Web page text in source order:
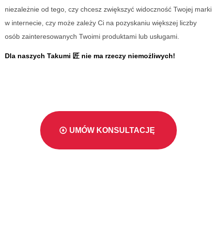
niezależnie od tego, czy chcesz zwiększyć widoczność Twojej marki
w internecie, czy może zależy Ci na pozyskaniu większej liczby
osób zainteresowanych Twoimi produktami lub usługami.
Dla naszych Takumi 匠 nie ma rzeczy niemożliwych!
UMÓW KONSULTACJĘ